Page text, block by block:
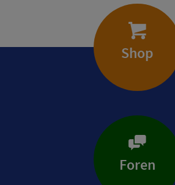
Shop
Foren